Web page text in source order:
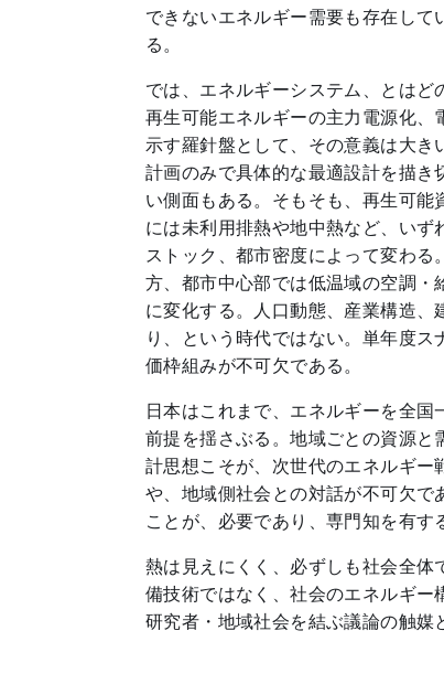
できないエネルギー需要も存在して
る。
では、エネルギーシステム、とはど
再生可能エネルギーの主力電源化
示す羅針盤として、その意義は大
計画のみで具体的な最適設計を描
い側面もある。そもそも、再生可
には未利用排熱や地中熱など、い
ストック、都市密度によって変わ
方、都市中心部では低温域の空調・
に変化する。人口動態、産業構造
り、という時代ではない。単年度
価枠組みが不可欠である。
日本はこれまで、エネルギーを全
前提を揺さぶる。地域ごとの資源
計思想こそが、次世代のエネルギー
や、地域側社会との対話が不可欠で
ことが、必要であり、専門知を有す
熱は見えにくく、必ずしも社会全
備技術ではなく、社会のエネルギー
研究者・地域社会を結ぶ議論の触媒